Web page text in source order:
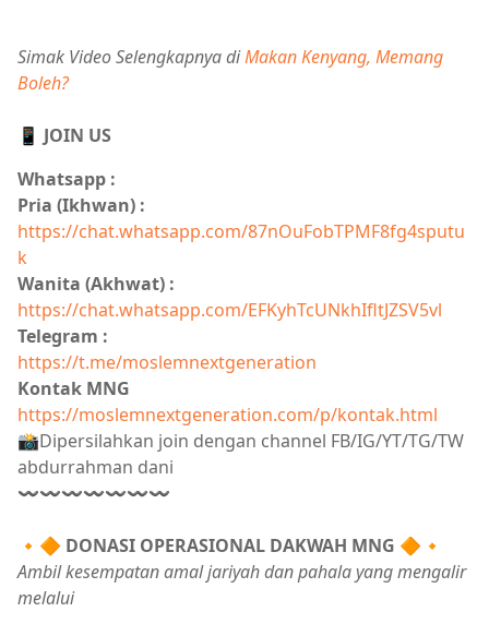
Simak Video Selengkapnya diMakan Kenyang, Memang
Boleh?
📱 JOIN US
Whatsapp :
Pria (Ikhwan) :
https://chat.whatsapp.com/87nOuFobTPMF8fg4sputu
k
Wanita (Akhwat) :
https://chat.whatsapp.com/EFKyhTcUNkhIfltJZSV5vl
Telegram :
https://t.me/moslemnextgeneration
Kontak MNG
https://moslemnextgeneration.com/p/kontak.html
📸Dipersilahkan join dengan channel FB/IG/YT/TG/TW
abdurrahman dani
〰〰〰〰〰〰〰
🔸🔶 DONASI OPERASIONAL DAKWAH MNG 🔶🔸
Ambil kesempatan amal jariyah dan pahala yang mengalir
melalui